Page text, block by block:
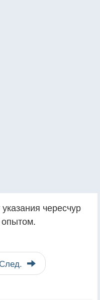
чересчур
След.